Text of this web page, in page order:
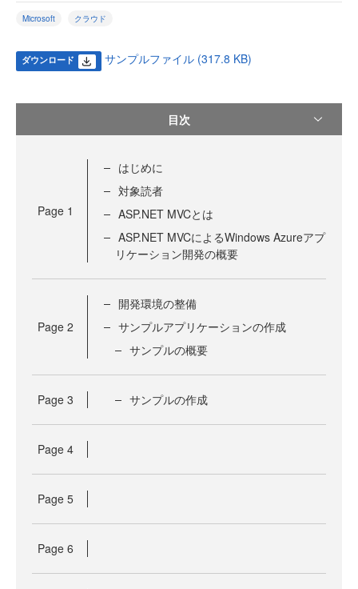
Microsoft クラウド
ダウンロード サンプルファイル (317.8 KB)
目次
Page 1
はじめに
対象読者
ASP.NET MVCとは
ASP.NET MVCによるWindows Azureアプ
リケーション開発の概要
Page 2
開発環境の整備
サンプルアプリケーションの作成
サンプルの概要
Page 3 サンプルの作成
Page 4
Page 5
Page 6